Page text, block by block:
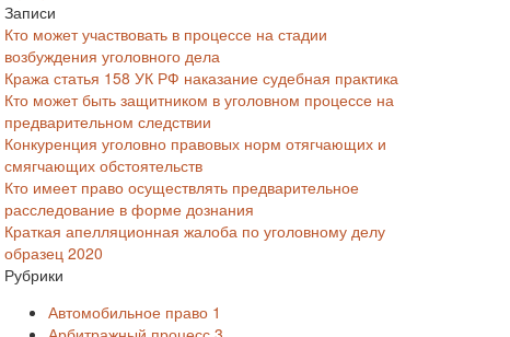
Записи
Кто может участвовать в процессе на стадии
возбуждения уголовного дела
Кража статья 158 УК РФ наказание судебная практика
Кто может быть защитником в уголовном процессе на
предварительном следствии
Конкуренция уголовно правовых норм отягчающих и
смягчающих обстоятельств
Кто имеет право осуществлять предварительное
расследование в форме дознания
Краткая апелляционная жалоба по уголовному делу
образец 2020
Рубрики
Автомобильное право 1